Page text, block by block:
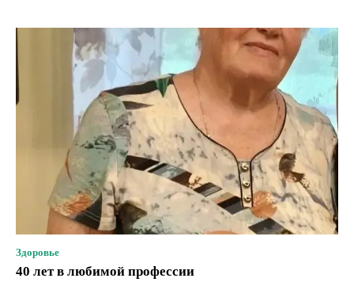
Здоровье
40 лет в любимой профессии